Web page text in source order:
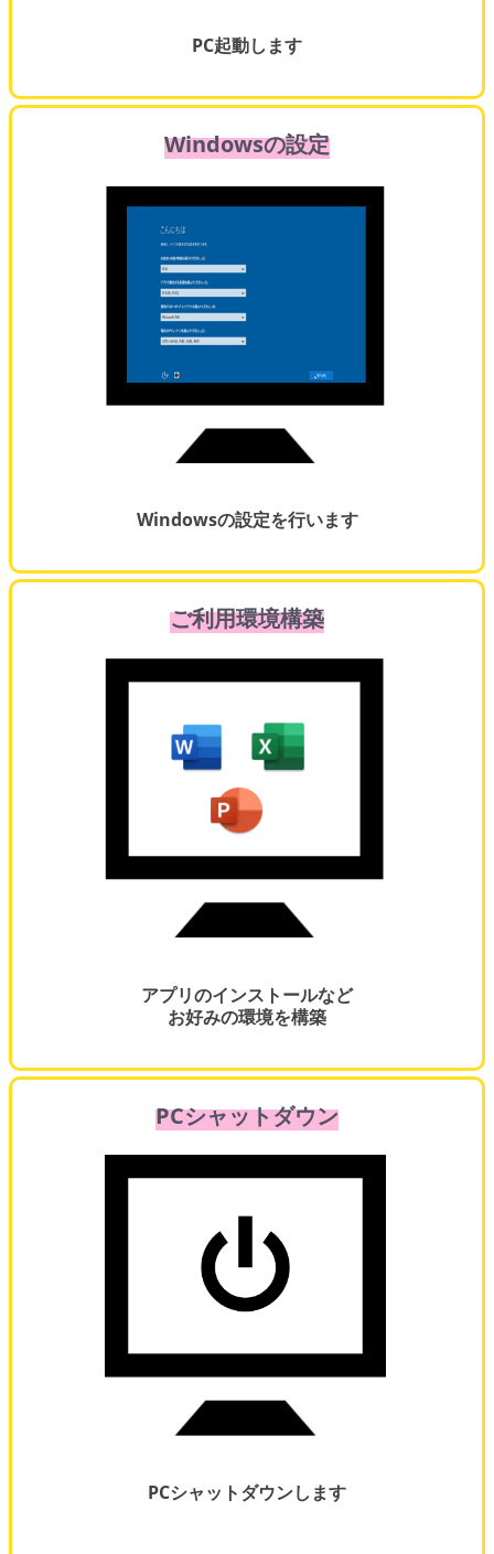
PC起動します
Windowsの設定
Windowsの設定を行います
ご利用環境構築
アプリのインストールなど
お好みの環境を構築
PCシャットダウン
PCシャットダウンします